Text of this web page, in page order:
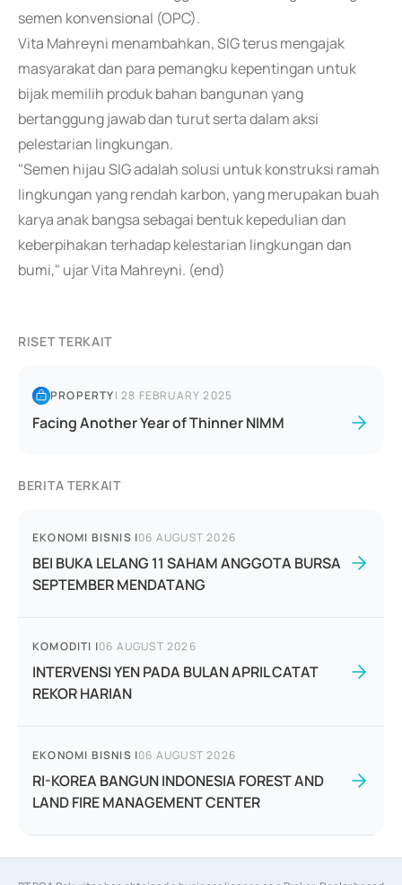
semen konvensional (OPC).
Vita Mahreyni menambahkan, SIG terus mengajak
masyarakat dan para pemangku kepentingan untuk
bijak memilih produk bahan bangunan yang
bertanggung jawab dan turut serta dalam aksi
pelestarian lingkungan.
"Semen hijau SIG adalah solusi untuk konstruksi ramah
lingkungan yang rendah karbon, yang merupakan buah
karya anak bangsa sebagai bentuk kepedulian dan
keberpihakan terhadap kelestarian lingkungan dan
bumi," ujar Vita Mahreyni. (end)
RISET TERKAIT
PROPERTY|28 FEBRUARY 2025
Facing Another Year of Thinner NIMM
BERITA TERKAIT
EKONOMI BISNIS |06 AUGUST 2026
BEI BUKA LELANG 11 SAHAM ANGGOTA BURSA
SEPTEMBER MENDATANG
KOMODITI |06 AUGUST 2026
INTERVENSI YEN PADA BULAN APRIL CATAT
REKOR HARIAN
EKONOMI BISNIS |06 AUGUST 2026
RI-KOREA BANGUN INDONESIA FOREST AND
LAND FIRE MANAGEMENT CENTER